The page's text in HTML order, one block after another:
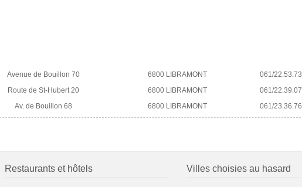
Avenue de Bouillon 70 6800 LIBRAMONT
061/22.53.73
Route de St-Hubert 20 6800 LIBRAMONT
061/22.39.07
Av. de Bouillon 68 6800 LIBRAMONT 061/23.36.76
Restaurants et hôtels Villes choisies au hasard